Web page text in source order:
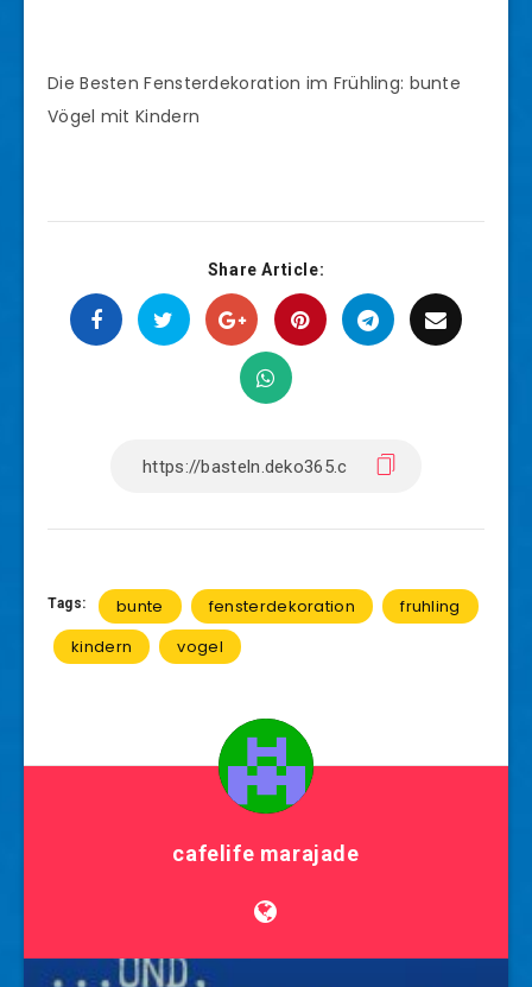
Die Besten Fensterdekoration im Frühling: bunte
Vögel mit Kindern
Share Article:
Tags: bunte fensterdekoration
fruhling
kindern
vogel
cafelife marajade